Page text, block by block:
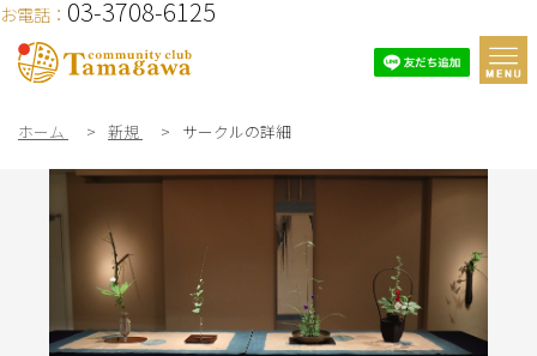
お電話： 03-3708-6125
ホーム > 新規 > サークルの詳細